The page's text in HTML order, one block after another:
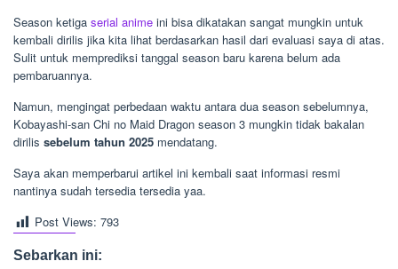
Season ketiga serial anime ini bisa dikatakan sangat mungkin untuk
kembali dirilis jika kita lihat berdasarkan hasil dari evaluasi saya di atas.
Sulit untuk memprediksi tanggal season baru karena belum ada
pembaruannya.
Namun, mengingat perbedaan waktu antara dua season sebelumnya,
Kobayashi-san Chi no Maid Dragon season 3 mungkin tidak bakalan
dirilis sebelum tahun 2025 mendatang.
Saya akan memperbarui artikel ini kembali saat informasi resmi
nantinya sudah tersedia tersedia yaa.
Post Views: 793
Sebarkan ini: